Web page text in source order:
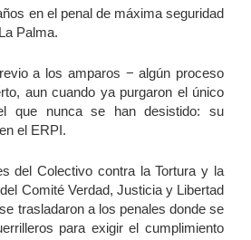
en el penal de máxima seguridad
Palma.
a los amparos − algún proceso
aun cuando ya purgaron el único
que nunca se han desistido: su
el ERPI.
del Colectivo contra la Tortura y la
Comité Verdad, Justicia y Libertad
trasladaron a los penales donde se
para exigir el cumplimiento